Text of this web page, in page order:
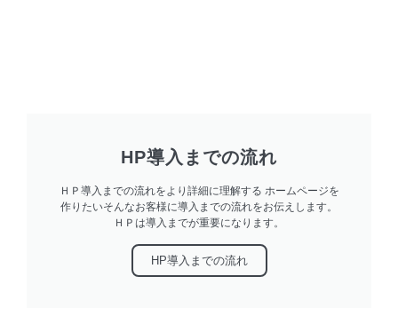
HP導入までの流れ
ＨＰ導入までの流れをより詳細に理解する ホームページを
作りたいそんなお客様に導入までの流れをお伝えします。
ＨＰは導入までが重要になります。
HP導入までの流れ